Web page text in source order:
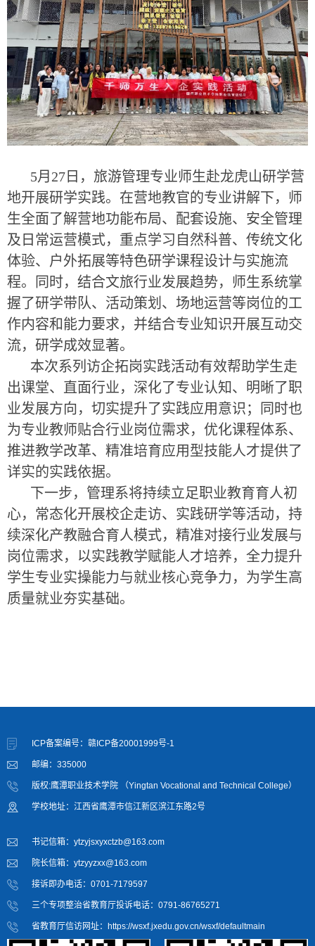
5月27日，旅游管理专业师生赴龙虎山研学营
地开展研学实践。在营地教官的专业讲解下，师
生全面了解营地功能布局、配套设施、安全管理
及日常运营模式，重点学习自然科普、传统文化
体验、户外拓展等特色研学课程设计与实施流
程。同时，结合文旅行业发展趋势，师生系统掌
握了研学带队、活动策划、场地运营等岗位的工
作内容和能力要求，并结合专业知识开展互动交
流，研学成效显著。
本次系列访企拓岗实践活动有效帮助学生走
出课堂、直面行业，深化了专业认知、明晰了职
业发展方向，切实提升了实践应用意识；同时也
为专业教师贴合行业岗位需求，优化课程体系、
推进教学改革、精准培育应用型技能人才提供了
详实的实践依据。
下一步，管理系将持续立足职业教育育人初
心，常态化开展校企走访、实践研学等活动，持
续深化产教融合育人模式，精准对接行业发展与
岗位需求，以实践教学赋能人才培养，全力提升
学生专业实操能力与就业核心竞争力，为学生高
质量就业夯实基础。
ICP备案编号：赣ICP备20001999号-1
邮编：335000
版权:鹰潭职业技术学院 （Yingtan Vocational and Technical College）
学校地址：江西省鹰潭市信江新区滨江东路2号
书记信箱：ytzyjsxyxctzb@163.com
院长信箱：ytzyyzxx@163.com
接诉即办电话：0701-7179597
三个专项整治省教育厅投诉电话：0791-86765271
省教育厅信访网址：https://wsxf.jxedu.gov.cn/wsxf/defaultmain